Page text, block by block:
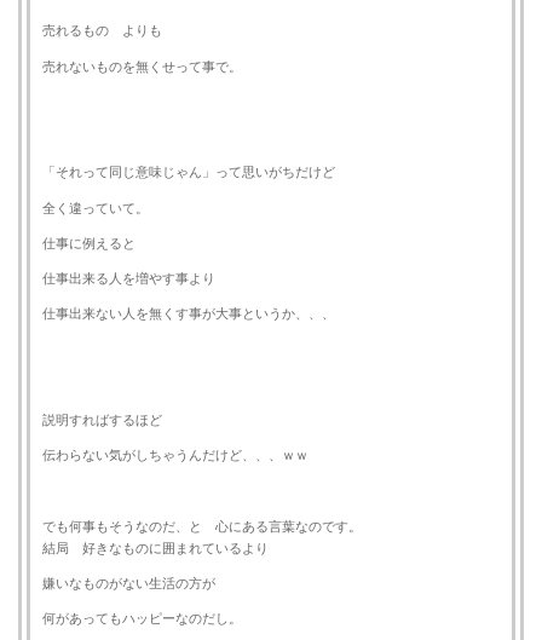
売れるもの よりも
売れないものを無くせって事で。
「それって同じ意味じゃん」って思いがちだけど
全く違っていて。
仕事に例えると
仕事出来る人を増やす事より
仕事出来ない人を無くす事が大事というか、、、
説明すればするほど
伝わらない気がしちゃうんだけど、、、ｗｗ
でも何事もそうなのだ、と 心にある言葉なのです。
結局 好きなものに囲まれているより
嫌いなものがない生活の方が
何があってもハッピーなのだし。